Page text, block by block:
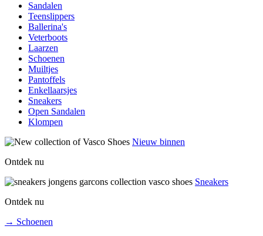
Sandalen
Teenslippers
Ballerina's
Veterboots
Laarzen
Schoenen
Muiltjes
Pantoffels
Enkellaarsjes
Sneakers
Open Sandalen
Klompen
Nieuw binnen
Ontdek nu
Sneakers
Ontdek nu
→ Schoenen